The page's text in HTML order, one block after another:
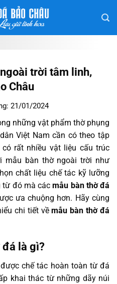
trời tâm linh,
Châu
21/01/2024
những vật phẩm thờ phụng
Việt Nam cần có theo tập
rất nhiều vật liệu cấu trúc
mẫu bàn thờ ngoài trời như
chất liệu chế tác kỹ lưỡng
từ đó mà cácmẫu bàn thờ đá
ưa chuộng hơn. Hãy cùng
chi tiết vềmẫu bàn thờ đá
đá là gì?
chế tác hoàn toàn từ đá
khai thác từ những dãy núi